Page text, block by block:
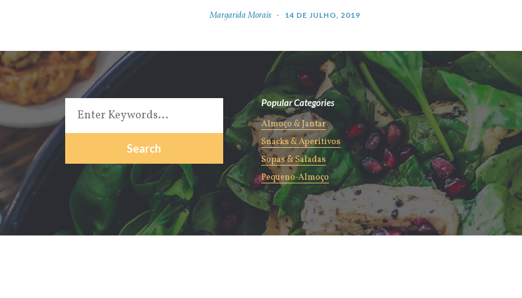
Margarida Morais 14 DE JULHO, 2019
Popular Categories
Almoço & Jantar
Snacks & Aperitivos
Sopas & Saladas
Pequeno-Almoço